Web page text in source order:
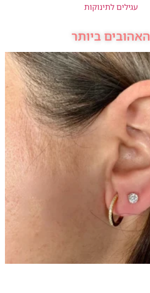
עגילים לתינוקות
האהובים ביותר